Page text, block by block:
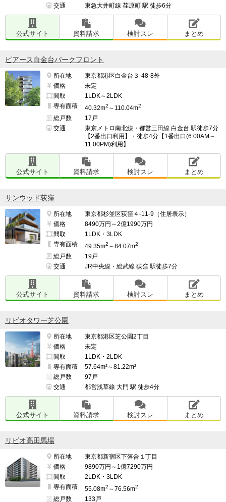
交通
東急大井町線 荏原町 駅 徒歩6分
公式サイト 資料請求 検討スレ まとめ
ピアース白金台パークフロント
所在地
東京都港区白金台３-48-8外
価格
未定
間取
1LDK～2LDK
専有面積
40.32m2 ～110.04m2
総戸数
17戸
交通
東京メトロ南北線・都営三田線 白金台 駅徒歩7分
【2番出口利用】・徒歩4分【1番出口(6:00AM～
11:00PM)利用】
公式サイト 資料請求 検討スレ まとめ
サンウッド荻窪
所在地
東京都杉並区荻窪４-11-9（住居表示）
価格
8490万円～2億1990万円
間取
1LDK・3LDK
専有面積
49.35m2 ～84.07m2
総戸数
19戸
交通
JR中央線・総武線 荻窪 駅徒歩7分
公式サイト 資料請求 検討スレ まとめ
リビオタワー芝公園
所在地
東京都港区芝公園2丁目
価格
未定
間取
1LDK・2LDK
専有面積
57.64m²～81.22m²
総戸数
97戸
交通
都営浅草線 大門 駅 徒歩4分
公式サイト 資料請求 検討スレ まとめ
リビオ高田馬場
所在地
東京都新宿区下落合１丁目
価格
9890万円～1億7290万円
間取
2LDK・3LDK
専有面積
55.08m2 ～76.56m2
総戸数
133戸